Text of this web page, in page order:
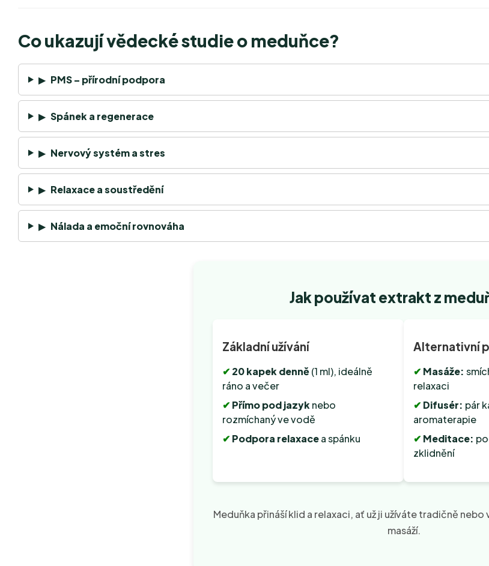
Co ukazují vědecké studie o meduňce?
▶ PMS – přírodní podpora
▶ Spánek a regenerace
▶ Nervový systém a stres
▶ Relaxace a soustředění
▶ Nálada a emoční rovnováha
Jak používat extrakt z
Základní užívání
✔ 20 kapek denně(1 ml), ideálně
ráno a večer
✔ Přímo pod jazyknebo
rozmíchaný ve vodě
✔ Podpora relaxacea spánku
Alternativní
✔ Masáže:
relaxaci
✔ Difusér: pár
aromaterapie
✔ Meditace:
zklidnění
Meduňka přináší klid a relaxaci, ať už ji užíváte tradičně
masáží.